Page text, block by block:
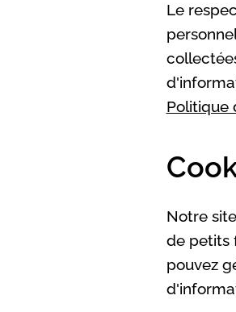
Le
Politique
Notre
de petits
pouvez